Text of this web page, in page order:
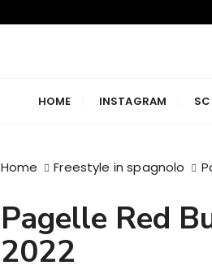
HOME INSTAGRAM
Home Freestyle in spagnolo
Pagelle Red
2022